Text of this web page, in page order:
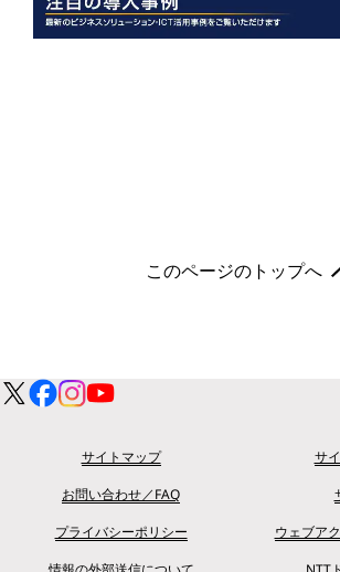
このページのトップへ
サイトマップ
サ
お問い合わせ／FAQ
プライバシーポリシー
ウェブア